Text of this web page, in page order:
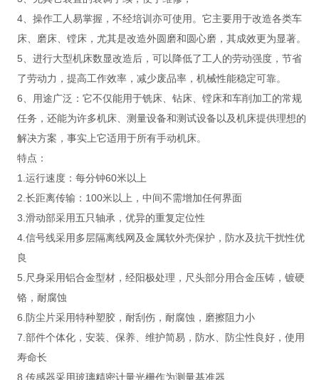
4、操作工人易掌握，不经培训亦可使用。它主要用于改造各类车
床、磨床、镗床，尤其是改造外圆磨和圆心磨，其成效更为显著。
5、进行大型机床数显改造后，可以降低了工人的劳动强度，节省
了劳动力，提高工作效率，减少废品率，机械性能稳定可靠。
6、用途广泛：它不仅能用于铣床、钻床、镗床和车削加工的常规
任务，还能为许多机床、测量设备和测试设备以及机床提供理想的
解决方案，事实上它适用于所有手动机床。
特点：
1.运行速度：每分钟60米以上
2.长距离传输：100米以上，中间不需增加任何界面
3.滑动部采用五只轴承，优异的重复定位性
4.信号线采用多层隔离线网及金属软外壳保护，防水及抗干扰性优
良
5.尺身采用铝合金型材，经阳极处理，尺头部分用合金压铸，镀硬
铬，耐腐蚀
6.防尘片采用特种塑胶，耐刮伤，耐腐蚀，磨擦阻力小
7.部件个体化，安装、保养、维护简易，防水、防尘性良好，使用
寿命长
8.传感器采用玻璃精密计量光栅作为测量基准器